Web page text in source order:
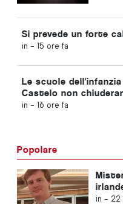
Si prevede un forte
in - 15 ore fa
Le scuole
Castelo non
in - 16 ore fa
Popolare
in - 22